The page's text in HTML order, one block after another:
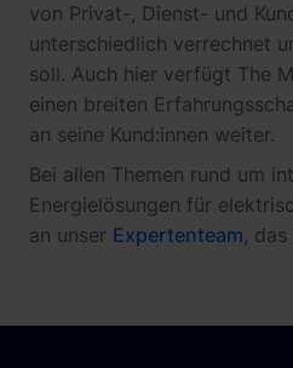
von Privat-, Dienst- und
unterschiedlich verrechnet
soll. Auch hier verfügt The
einen breiten
an seine Kund:innen weiter.
Bei allen Themen rund um
Energielösungen für
an unser Expertenteam,